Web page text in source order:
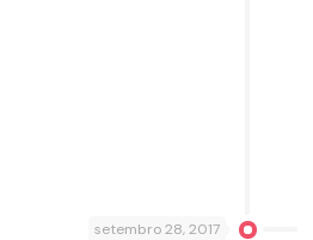
setembro 28, 2017